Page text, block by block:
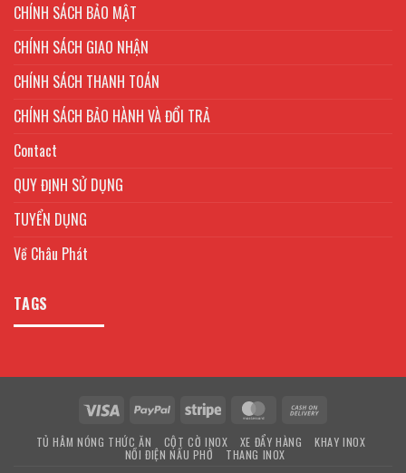
CHÍNH SÁCH BẢO MẬT
CHÍNH SÁCH GIAO NHẬN
CHÍNH SÁCH THANH TOÁN
CHÍNH SÁCH BẢO HÀNH VÀ ĐỔI TRẢ
Contact
QUY ĐỊNH SỬ DỤNG
TUYỂN DỤNG
Về Châu Phát
TAGS
Visa PayPal Stripe MasterCard
Delivery
TỦ HÂM NÓNG THỨC ĂN CỘT CỜ INOX XE ĐẨY HÀNG KHAY INOX
NỒI ĐIỆN NẤU PHỞ THANG INOX